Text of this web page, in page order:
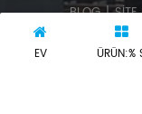
BLOG|
EV ÜRÜN:%